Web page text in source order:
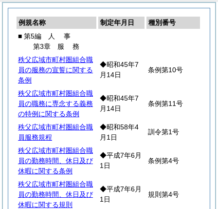
例規名称 制定年月日
種別番号
■ 第5編
人 事
第3章 服務
秩父広域市町村圏組合職
員の服務の宣誓に関する
条例
◆昭和45年7
月14日
条例第10号
秩父広域市町村圏組合職
員の職務に専念する義務
の特例に関する条例
◆昭和45年7
月14日
条例第11号
秩父広域市町村圏組合職
員服務規程
◆昭和58年4
月1日
訓令第1号
秩父広域市町村圏組合職
員の勤務時間、休日及び
休暇に関する条例
◆平成7年6月
1日
条例第4号
秩父広域市町村圏組合職
員の勤務時間、休日及び
休暇に関する規則
◆平成7年6月
1日
規則第4号